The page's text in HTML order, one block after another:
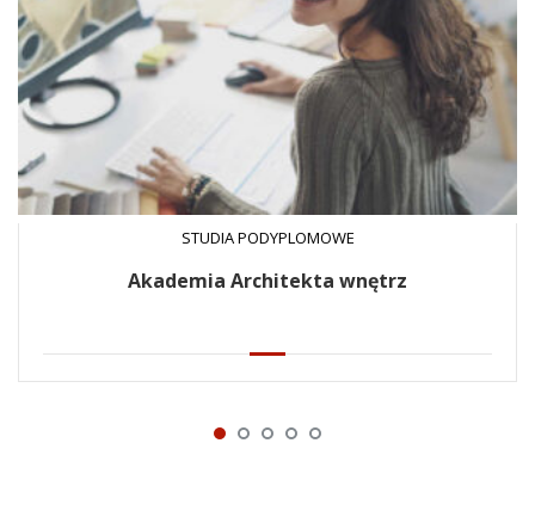
STUDIA PODYPLOMOWE
Akademia Architekta wnętrz